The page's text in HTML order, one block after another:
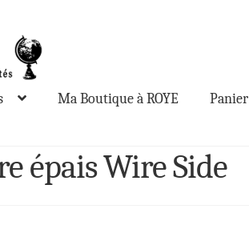
Ma Boutique à ROYE Panier
épais Wire Side